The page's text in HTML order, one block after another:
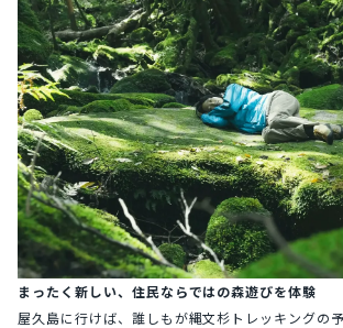
まったく新しい、住民ならではの森遊びを体験
屋久島に行けば、誰しもが縄文杉トレッキングの